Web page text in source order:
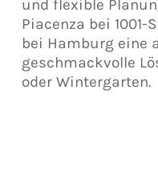
und flexible
Piacenza bei
bei Hamburg eine
geschmackvolle
oder Wintergarten.